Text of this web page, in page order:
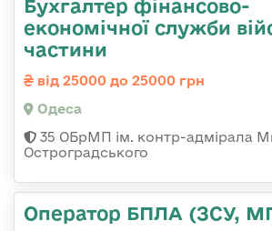
Бухгалтер фінансово-
економічної служби
частини
від 25000 до 25000 грн
Одеса
35 ОБрМП ім. контр-адмірала
Остроградського
Оператор БПЛА (ЗСУ,